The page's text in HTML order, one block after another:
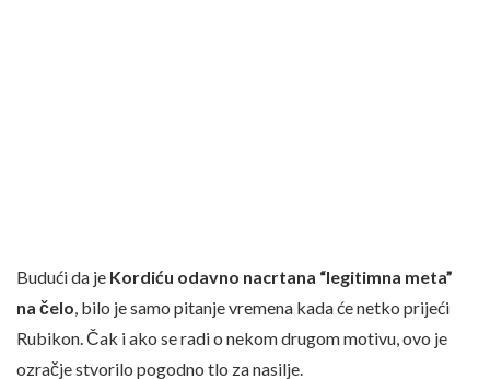
Budući da je Kordiću odavno nacrtana “legitimna meta”
na čelo, bilo je samo pitanje vremena kada će netko prijeći
Rubikon. Čak i ako se radi o nekom drugom motivu, ovo je
ozračje stvorilo pogodno tlo za nasilje.